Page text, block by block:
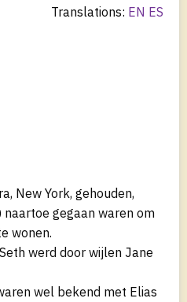
Translations: EN ES
New York, gehouden,
naartoe gegaan waren om
wonen.
werd door wijlen Jane
wel bekend met Elias